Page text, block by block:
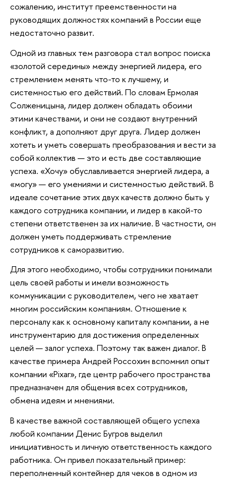
сожалению, институт преемственности на
руководящих должностях компаний в России еще
недостаточно развит.
Одной из главных тем разговора стал вопрос поиска
«золотой середины» между энергией лидера, его
стремлением менять что-то к лучшему, и
системностью его действий. По словам Ермолая
Солженицына, лидер должен обладать обоими
этими качествами, и они не создают внутренний
конфликт, а дополняют друг друга. Лидер должен
хотеть и уметь совершать преобразования и вести за
собой коллектив — это и есть две составляющие
успеха. «Хочу» обуславливается энергией лидера, а
«могу» — его умениями и системностью действий. В
идеале сочетание этих двух качеств должно быть у
каждого сотрудника компании, и лидер в какой-то
степени ответственен за их наличие. В частности, он
должен уметь поддерживать стремление
сотрудников к саморазвитию.
Для этого необходимо, чтобы сотрудники понимали
цель своей работы и имели возможность
коммуникации с руководителем, чего не хватает
многим российским компаниям. Отношение к
персоналу как к основному капиталу компании, а не
инструментарию для достижения определенных
целей — залог успеха. Поэтому так важен диалог. В
качестве примера Андрей Россохин вспомнил опыт
компании «Pixar», где центр рабочего пространства
предназначен для общения всех сотрудников,
обмена идеям и мнениями.
В качестве важной составляющей общего успеха
любой компании Денис Бугров выделил
инициативность и личную ответственность каждого
работника. Он привел показательный пример:
переполненный контейнер для чеков в одном из